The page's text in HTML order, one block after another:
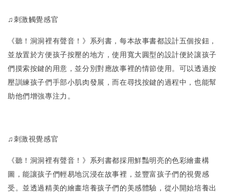
♫刺激觸覺感官
《聽！洞洞裡有聲音！》系列書，每本故事書都設計五個按鈕，
並放置於方便孩子按壓的地方，使用寬大圓型的設計便於讓孩子
們摸索按鍵的用意，並分別對應故事裡的情節使用。可以透過按
壓訓練孩子們手部小肌肉發展，而在尋找按鍵的過程中，也能幫
助他們增強專注力。
♫刺激視覺感官
《聽！洞洞裡有聲音！》系列書都採用鮮豔明亮的色彩繪畫構
圖，能讓孩子們輕易地沉浸在故事裡，並豐富孩子們的視覺感
受。並透過精美的繪畫培養孩子們的美感體驗，從小開始培養出